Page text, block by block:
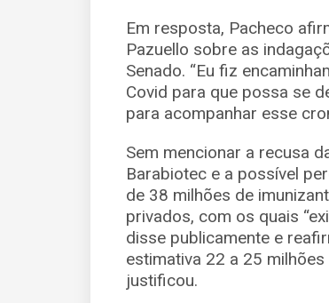
Em resposta, Pacheco
Pazuello sobre as
Senado. “Eu fiz
Covid para que possa se
para acompanhar esse
Sem mencionar a recusa
Barabiotec e a possível
de 38 milhões de
privados, com os quais
disse publicamente e
estimativa 22 a 25
justificou.